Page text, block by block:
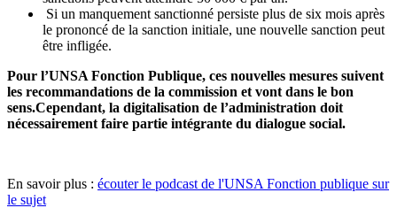
Si un manquement sanctionné persiste plus de six mois après
le prononcé de la sanction initiale, une nouvelle sanction peut
être infligée.
Pour l’UNSA Fonction Publique, ces nouvelles mesures suivent
les recommandations de la commission et vont dans le bon
sens.Cependant, la digitalisation de l’administration doit
nécessairement faire partie intégrante du dialogue social.
En savoir plus : écouter le podcast de l'UNSA Fonction publique sur
le sujet